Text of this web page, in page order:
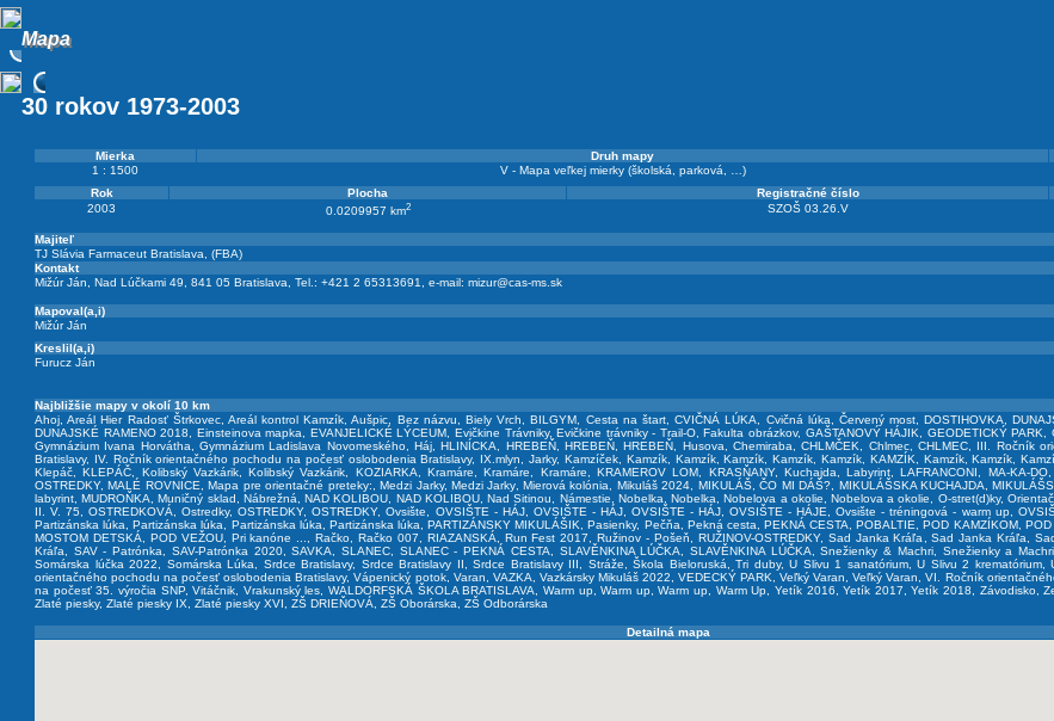
Mapa
Mapa
30 rokov 1973-2003
Mierka Druh mapy
1 : 1500
V - Mapa veľkej mierky (školská, parková, …)
Rok
Plocha Registračné číslo
2003
0.0209957 km2 SZOŠ 03.26.V
Majiteľ
TJ Slávia Farmaceut Bratislava, (FBA)
Kontakt
Mižúr Ján, Nad Lúčkami 49, 841 05 Bratislava, Tel.: +421 2 65313691, e-mail: mizur@cas-ms.sk
Mapoval(a,i)
Mižúr Ján
Kreslil(a,i)
Furucz Ján
Najbližšie mapy v okolí 10 km
Ahoj,Areál Hier Radosť Štrkovec, Areál kontrol Kamzík,Aušpic, Bez názvu, Biely Vrch, BILGYM, Cesta na štart,CVIČNÁ LÚKA, Cvičná lúka, Červený most, DOSTIHOVKA,
DUNAJSKÉ RAMENO 2018, Einsteinova mapka, EVANJELICKÉ LÝCEUM, Evičkine Trávniky, Evičkine trávniky - Trail-O, Fakulta obrázkov, GAŠTANOVÝ HÁJIK, GEODETICKÝ PARK,
Gymnázium Ivana Horvátha, Gymnázium Ladislava Novomeského, Háj, HLINÍCKA, HREBEŇ, HREBEŇ, HREBEŇ, Husova, Chemiraba,CHLMČEK, Chlmec, CHLMEC,
III. Ročník
Bratislavy, IV. Ročník orientačného pochodu na počesť oslobodenia Bratislavy, IX.mlyn,Jarky, Kamzíček, Kamzík, Kamzík, Kamzík, Kamzík, Kamzík, KAMZÍK, Kamzík, Kamzík,
Klepáč, KLEPÁČ, Kolibský Vazkárik, Kolibský Vazkárik, KOZIARKA, Kramáre, Kramáre, Kramáre, KRAMEROV LOM, KRASŇANY, Kuchajda, Labyrint, LAFRANCONI , MA-KA-DO
OSTREDKY, MALÉ ROVNICE, Mapa pre orientačné preteky:, Medzi Jarky, Medzi Jarky, Mierová kolónia, Mikuláš 2024, MIKULÁŠ, ČO MI DÁŠ?, MIKULÁŠSKA KUCHAJDA,
labyrint, MUDROŇKA, Muničný sklad , Nábrežná, NAD KOLIBOU, NAD KOLIBOU, Nad Sitinou, Námestie, Nobelka, Nobelka, Nobelova a okolie, Nobelova a okolie, O-stret(d)ky,
II. V. 75,OSTREDKOVÁ,Ostredky,OSTREDKY,OSTREDKY,Ovsište, OVSIŠTE - HÁJ, OVSIŠTE - HÁJ, OVSIŠTE - HÁJ,OVSIŠTE - HÁJE,Ovsište - tréningová - warm up,
Partizánska lúka, Partizánska lúka, Partizánska lúka, Partizánska lúka, PARTIZÁNSKY MIKULÁŠIK, Pasienky, Pečňa, Pekná cesta, PEKNÁ CESTA, POBALTIE, POD KAMZÍKOM,
MOSTOM DETSKÁ, POD VEŽOU, Pri kanóne ..., Račko, Račko 007, RIAZANSKÁ, Run Fest 2017, Ružinov - Pošeň, RUŽINOV-OSTREDKY, Sad Janka Kráľa,Sad Janka Kráľa,
Kráľa, SAV - Patrónka, SAV-Patrónka 2020,SAVKA,SLANEC, SLANEC - PEKNÁ CESTA, SLAVĚNKINA LÚČKA,SLAVĚNKINA LÚČKA,Snežienky & Machri, Snežienky a
Somárska lúčka 2022, Somárska Lúka, Srdce Bratislavy, Srdce Bratislavy II ,Srdce Bratislavy III , Stráže,Škola Bieloruská,Tri duby,U Slivu 1 sanatórium,U Slivu 2 krematórium,
orientačného pochodu na počesť oslobodenia Bratislavy,Vápenický potok, Varan, VAZKA, Vazkársky Mikuláš 2022,VEDECKÝ PARK,Veľký Varan,Veľký Varan,VI. Ročník
na počesť 35. výročia SNP,Vitáčnik, Vrakunský les, WALDORFSKÁ ŠKOLA BRATISLAVA, Warm up,Warm up,Warm up, Warm Up, Yetík 2016,Yetík 2017,Yetík 2018, Závodisko,
Zlaté piesky, Zlaté piesky IX, Zlaté piesky XVI , ZŠ DRIEŇOVÁ, ZŠ Oborárska, ZŠ Odborárska
Detailná mapa